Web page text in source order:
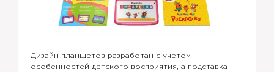
Дизайн планшетов разработан с учетом
особенностей детского восприятия, а подставка